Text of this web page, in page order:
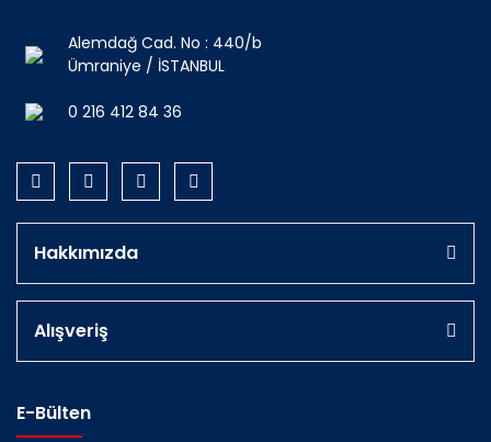
Alemdağ Cad. No : 440/b
Ümraniye / İSTANBUL
0 216 412 84 36
Hakkımızda
Alışveriş
E-Bülten